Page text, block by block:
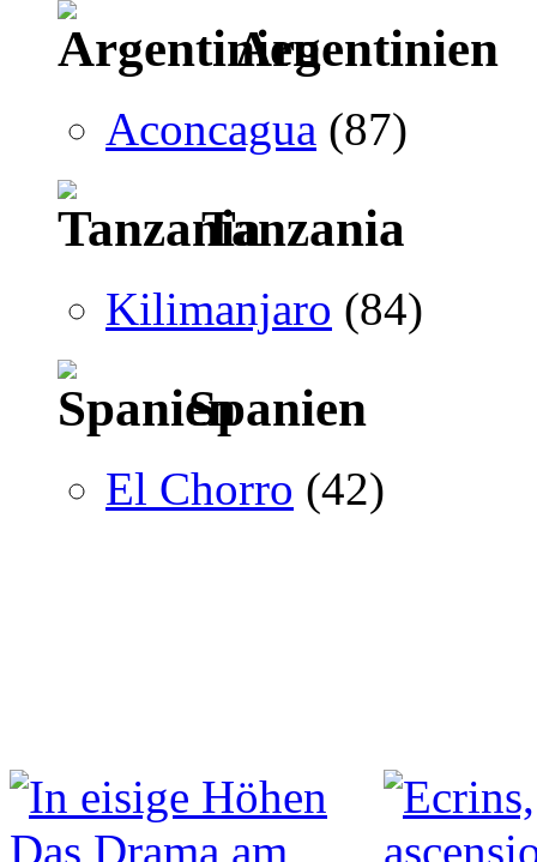
Argentinien
Aconcagua (87)
Tanzania
Kilimanjaro (84)
Spanien
El Chorro (42)